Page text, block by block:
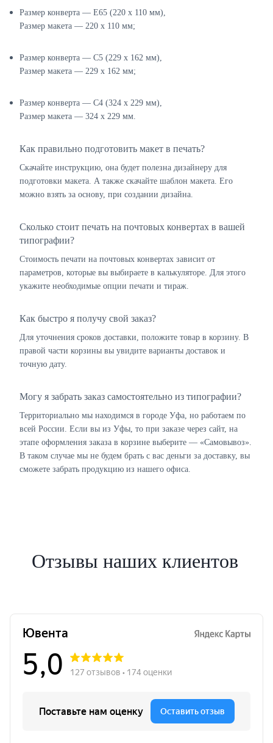
Размер конверта — E65 (220 х 110 мм),
Размер макета — 220 х 110 мм;
Размер конверта — C5 (229 х 162 мм),
Размер макета — 229 х 162 мм;
Размер конверта — C4 (324 х 229 мм),
Размер макета — 324 х 229 мм.
Как правильно подготовить макет в печать?
Скачайте инструкцию, она будет полезна дизайнеру для
подготовки макета. А также скачайте шаблон макета. Его
можно взять за основу, при создании дизайна.
Сколько стоит печать на почтовых конвертах в вашей
типографии?
Стоимость печати на почтовых конвертах зависит от
параметров, которые вы выбираете в калькуляторе. Для этого
укажите необходимые опции печати и тираж.
Как быстро я получу свой заказ?
Для уточнения сроков доставки, положите товар в корзину. В
правой части корзины вы увидите варианты доставок и
точную дату.
Могу я забрать заказ самостоятельно из типографии?
Территориально мы находимся в городе Уфа, но работаем по
всей России. Если вы из Уфы, то при заказе через сайт, на
этапе оформления заказа в корзине выберите — «Самовывоз».
В таком случае мы не будем брать с вас деньги за доставку, вы
сможете забрать продукцию из нашего офиса.
Отзывы наших клиентов